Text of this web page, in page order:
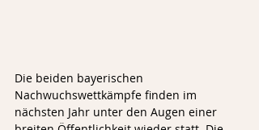
Die beiden bayerischen
Nachwuchswettkämpfe finden im
nächsten Jahr unter den Augen einer